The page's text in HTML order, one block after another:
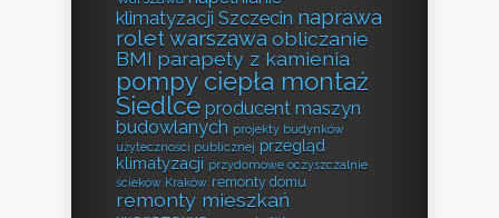
klimatyzacji Szczecin naprawa
rolet warszawa obliczanie
BMI parapety z kamienia
pompy ciepła montaż
Siedlce producent maszyn
budowlanych projekty budynków
użyteczności publicznej przegląd
klimatyzacji przydomowe oczyszczalnie
ścieków Kraków remonty domu
remonty mieszkań